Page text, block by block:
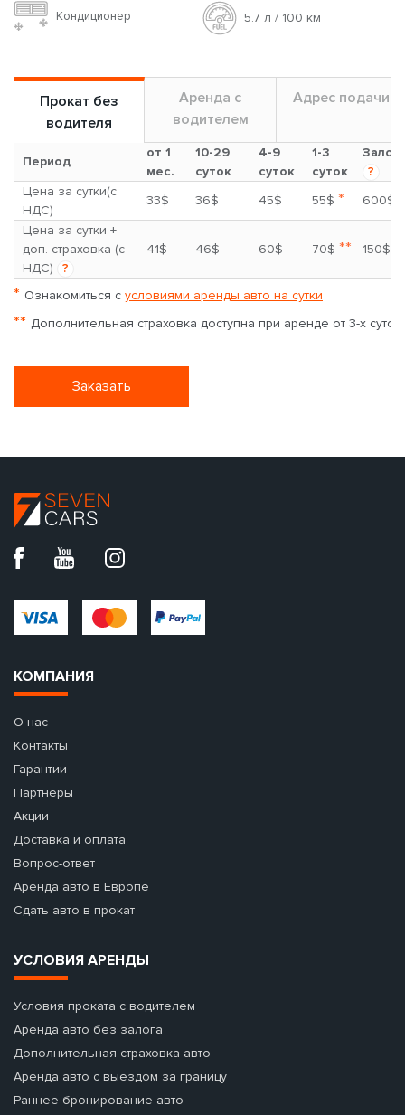
Кондиционер 5.7 л / 100 км
Прокат без
водителя
Аренда с
водителем
Адрес подачи
Период
от 1
мес.
10-29
суток
4-9
суток
1-3
суток
Залог
?
Цена за сутки(с
НДС)
33$ 36$ 45$ 55$ *
600$
Цена за сутки +
доп. страховка (с
НДС)
?
41$ 46$ 60$ 70$ ** 150$
* Ознакомиться с условиями аренды авто на сутки
** Дополнительная страховка доступна при аренде от 3-х суток
Заказать
КОМПАНИЯ
О нас
Контакты
Гарантии
Партнеры
Акции
Доставка и оплата
Вопрос-ответ
Аренда авто в Европе
Сдать авто в прокат
УСЛОВИЯ АРЕНДЫ
Условия проката с водителем
Аренда авто без залога
Дополнительная страховка авто
Аренда авто с выездом за границу
Раннее бронирование авто